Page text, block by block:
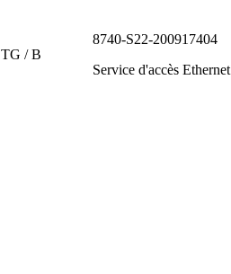
TG / B
8740-S22-200917404
Service d'accès Ethernet